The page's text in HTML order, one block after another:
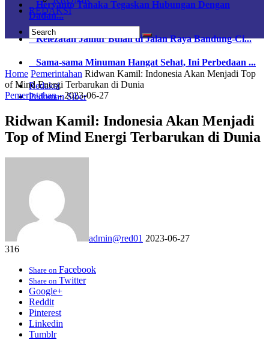
Heryanto Tanaka Tegaskan Hubungan Dengan
Dadan...
Kelezatan Jamur Bulan di Jalan Raya Bandung-Ci...
Sama-sama Minuman Hangat Sehat, Ini Perbedaan ...
Redaksi
Pedoman Siber
REDAKSI
Home Pemerintahan Ridwan Kamil: Indonesia Akan Menjadi Top
of Mind Energi Terbarukan di Dunia
Pemerintahan-2023-06-27
Ridwan Kamil: Indonesia Akan Menjadi
Top of Mind Energi Terbarukan di Dunia
admin@red01 2023-06-27
316
Share on Facebook
Share on Twitter
Google+
Reddit
Pinterest
Linkedin
Tumblr